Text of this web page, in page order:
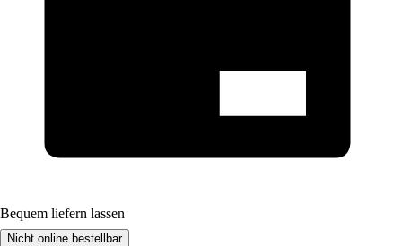
Bequem liefern lassen
Nicht online bestellbar